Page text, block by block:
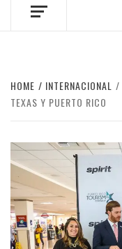
HOME INTERNACIONAL
TEXAS Y PUERTO RICO